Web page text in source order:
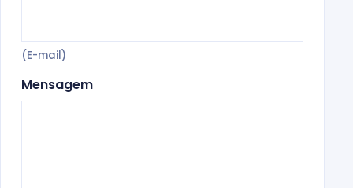
(E-mail)
Mensagem